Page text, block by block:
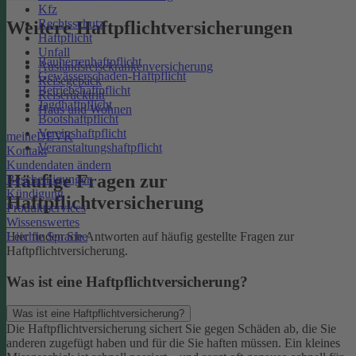
Kfz
Rechtsschutz
Haftpflicht
Unfall
Auslandsreisekrankenversicherung
Reisegepäck
Reiserücktritt
Haus und Wohnen
meineDEVK
Kontakt
Kundendaten ändern
Bescheinigungen
Kündigung
Produktservices
Wissenswertes
Leichte Sprache
Weitere Haftpflichtversicherungen
Bauherrenhaftpflicht
Gewässerschaden-Haftpflicht
Betriebshaftpflicht
Jagdhaftpflicht
Bootshaftpflicht
Vereinshaftpflicht
Veranstaltungshaftpflicht
Häufige Fragen zur
Haftpflichtversicherung
Hier finden Sie Antworten auf häufig gestellte Fragen zur
Haftpflichtversicherung.
Was ist eine Haftpflichtversicherung?
Was ist eine Haftpflichtversicherung?
Die Haftpflichtversicherung sichert Sie gegen Schäden ab, die Sie
anderen zugefügt haben und für die Sie haften müssen. Ein kleines